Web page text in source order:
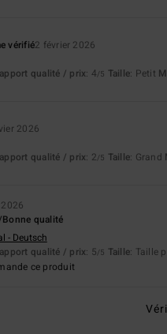
vérifié2 février 2026
qualité / prix: 4/5 Taille: Petit
2026
qualité / prix: 2/5 Taille: Grand
qualité
- Deutsch
qualité / prix: 5/5 Taille: Taille
ce produit